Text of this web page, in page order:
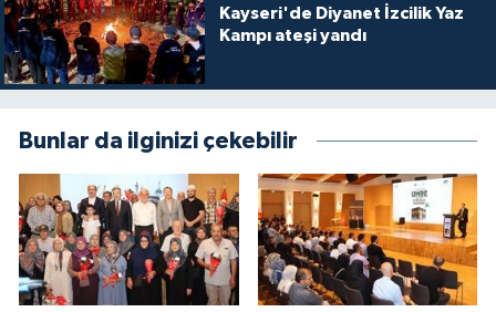
Kayseri'de Diyanet İzcilik Yaz
Kampı ateşi yandı
Bunlar da ilginizi çekebilir
Kayseri Müftülüğü
Kilis Müftülüğü
Kırıkkale Müftülüğü
Kırklareli Müftülüğü
Kırşehir Müftülüğü
Kocaeli Müftülüğü